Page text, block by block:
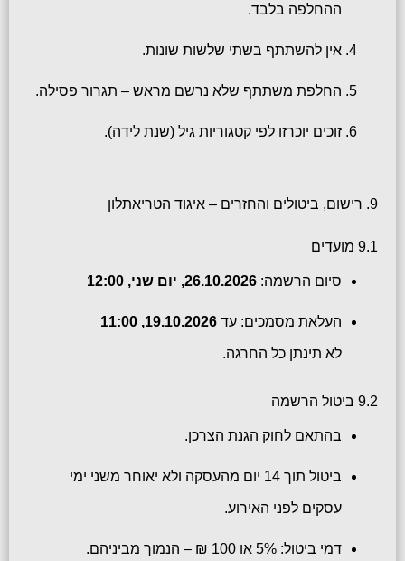
ההחלפה בלבד.
אין להשתתף בשתי שלשות שונות.
החלפת משתתף שלא נרשם מראש – תגרור פסילה.
זוכים יוכרזו לפי קטגוריות גיל (שנת לידה).
9. רישום, ביטולים והחזרים – איגוד הטריאתלון
9.1 מועדים
סיום הרשמה: 26.10.2026, יום שני, 12:00
העלאת מסמכים: עד 19.10.2026, 11:00
לא תינתן כל החרגה.
9.2 ביטול הרשמה
בהתאם לחוק הגנת הצרכן.
ביטול תוך 14 יום מהעסקה ולא יאוחר משני ימי
עסקים לפני האירוע.
דמי ביטול: 5% או 100 ₪ – הנמוך מביניהם.